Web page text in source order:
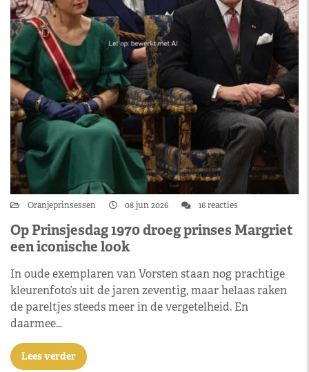
Oranjeprinsessen 08 jun 2026 16 reacties
Op Prinsjesdag 1970 droeg prinses Margriet
een iconische look
In oude exemplaren van Vorsten staan nog prachtige
kleurenfoto’s uit de jaren zeventig, maar helaas raken
de pareltjes steeds meer in de vergetelheid. En
daarmee…
Lees verder